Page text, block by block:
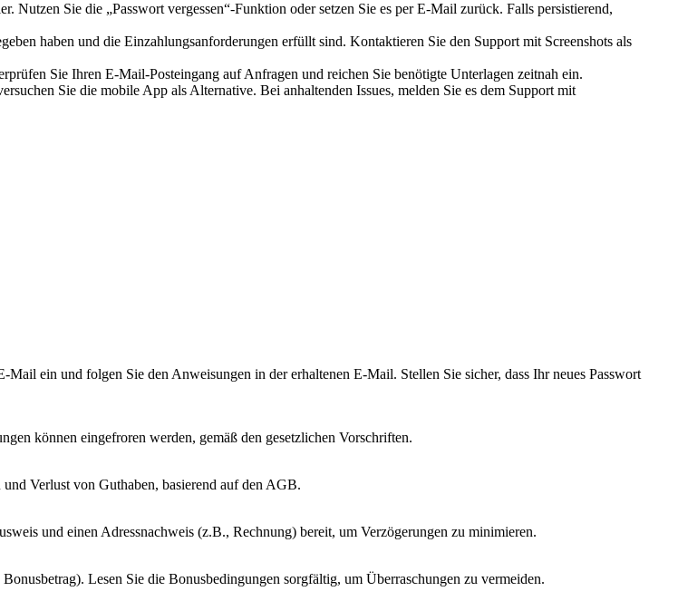
Nutzen Sie die „Passwort vergessen“-Funktion oder setzen Sie es per E-Mail zurück. Falls persistierend,
haben und die Einzahlungsanforderungen erfüllt sind. Kontaktieren Sie den Support mit Screenshots als
Sie Ihren E-Mail-Posteingang auf Anfragen und reichen Sie benötigte Unterlagen zeitnah ein.
Sie die mobile App als Alternative. Bei anhaltenden Issues, melden Sie es dem Support mit
ein und folgen Sie den Anweisungen in der erhaltenen E-Mail. Stellen Sie sicher, dass Ihr neues Passwort
können eingefroren werden, gemäß den gesetzlichen Vorschriften.
Verlust von Guthaben, basierend auf den AGB.
und einen Adressnachweis (z.B., Rechnung) bereit, um Verzögerungen zu minimieren.
Lesen Sie die Bonusbedingungen sorgfältig, um Überraschungen zu vermeiden.